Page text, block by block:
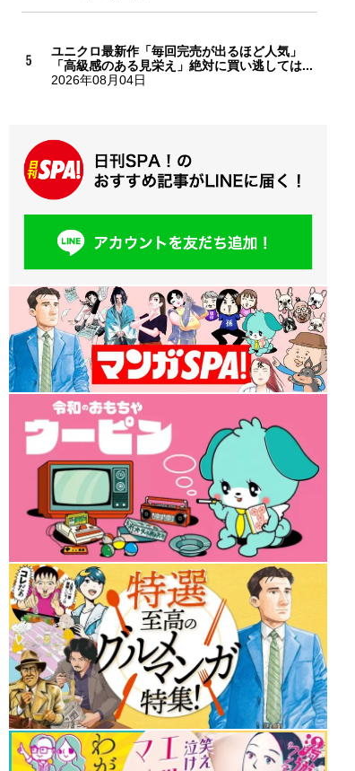
ユニクロ最新作「毎回完売が出るほど人気」
「高級感のある見栄え」絶対に買い逃しては...
2026年08月04日